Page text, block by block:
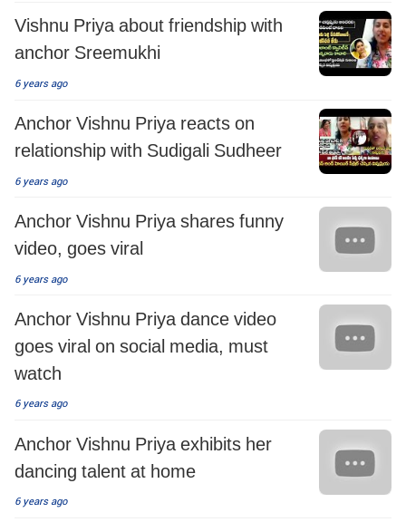
Vishnu Priya about friendship with
anchor Sreemukhi
6 years ago
Anchor Vishnu Priya reacts on
relationship with Sudigali Sudheer
6 years ago
Anchor Vishnu Priya shares funny
video, goes viral
6 years ago
Anchor Vishnu Priya dance video
goes viral on social media, must
watch
6 years ago
Anchor Vishnu Priya exhibits her
dancing talent at home
6 years ago